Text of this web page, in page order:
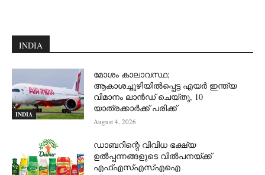
INDIA
INDIA
മോശം കാലാവസ്ഥ;
ആകാശച്ചുഴിയില്‍പ്പെട്ട എയര്‍ ഇന്ത്യ
വിമാനം ലാന്‍ഡ് ചെയ്തു, 10
യാത്രക്കാര്‍ക്ക് പരിക്ക്
August 4, 2026
ഡാബറിന്റെ വിവിധ ഭക്ഷ്യ
ഉൽപ്പന്നങ്ങളുടെ വിൽപനയ്ക്ക്
എഫ്എസ്എസ്എഐ